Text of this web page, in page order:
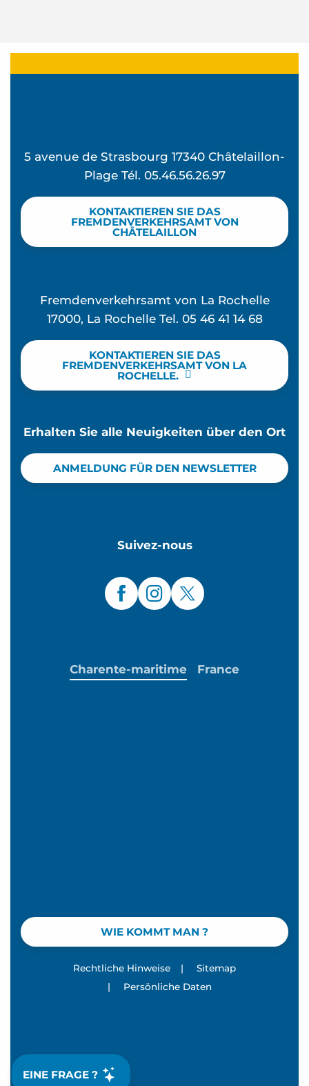
EINE FRAGE ?
5 avenue de Strasbourg 17340 Châtelaillon-
Plage Tél. 05.46.56.26.97
KONTAKTIEREN SIE DAS
FREMDENVERKEHRSAMT VON
CHÂTELAILLON
Fremdenverkehrsamt von La Rochelle
17000, La Rochelle Tel. 05 46 41 14 68
KONTAKTIEREN SIE DAS
FREMDENVERKEHRSAMT VON LA
ROCHELLE.
Erhalten Sie alle Neuigkeiten über den Ort
ANMELDUNG FÜR DEN NEWSLETTER
Suivez-nous
WIE KOMMT MAN ?
Charente-maritime France
Rechtliche Hinweise |
Sitemap
|
Persönliche Daten